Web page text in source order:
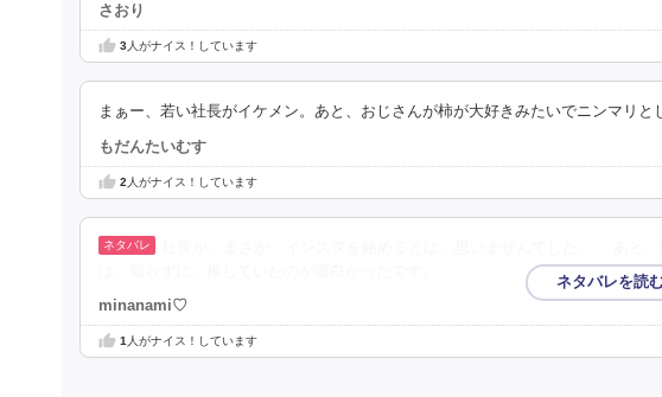
さおり
3人がナイス！しています
まぁー、若い社長がイケメン。あと、おじさんが柿が大好きみたいでニンマリと
もだんたいむす
2 人がナイス！しています
minanami♡
1 人がナイス！しています